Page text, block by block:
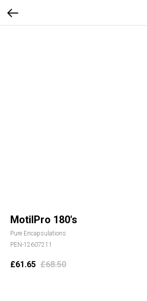
MotilPro 180's
Pure Encapsulations
PEN-12607211
£61.65 £68.50